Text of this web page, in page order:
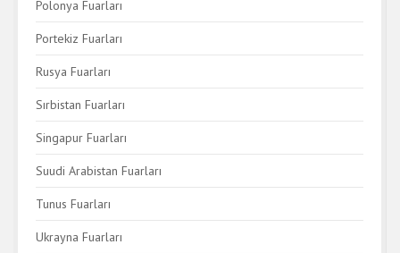
Polonya Fuarları
Portekiz Fuarları
Rusya Fuarları
Sırbistan Fuarları
Singapur Fuarları
Suudi Arabistan Fuarları
Tunus Fuarları
Ukrayna Fuarları